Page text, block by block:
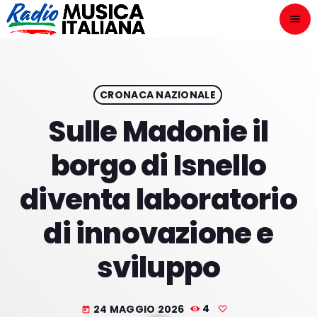
menu
HOME
NOVITÀ DISCOGRAFICHE
CRONACA NAZIONALE
Sulle Madonie il
borgo di Isnello
diventa laboratorio
di innovazione e
sviluppo
today 24 MAGGIO 2026 4